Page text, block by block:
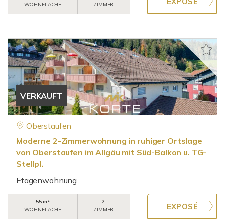
WOHNFLÄCHE
ZIMMER
VERKAUFT
Oberstaufen
Moderne 2-Zimmerwohnung in ruhiger Ortslage
von Oberstaufen im Allgäu mit Süd-Balkon u. TG-
Stellpl.
Etagenwohnung
55 m²
WOHNFLÄCHE
2
ZIMMER